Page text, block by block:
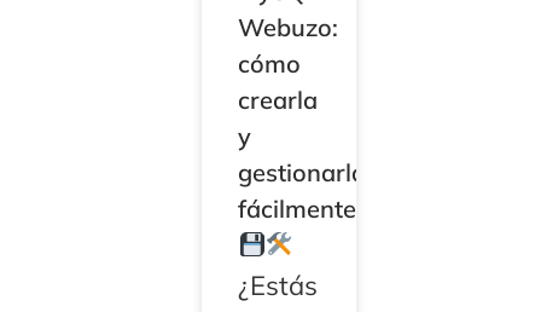
Webuzo:
cómo
crearla
y
gestionarla
fácilmente
¿Estás